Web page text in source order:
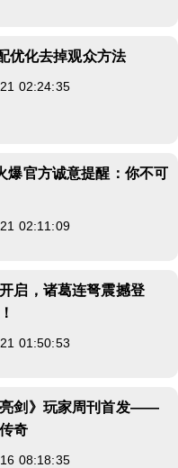
优化去掉观众方法
02:24:35
爆官方诚意提醒：你不可
02:11:09
启，诸葛连弩震撼登
01:50:53
剑》玩家周刊首发——
奇
08:18:35